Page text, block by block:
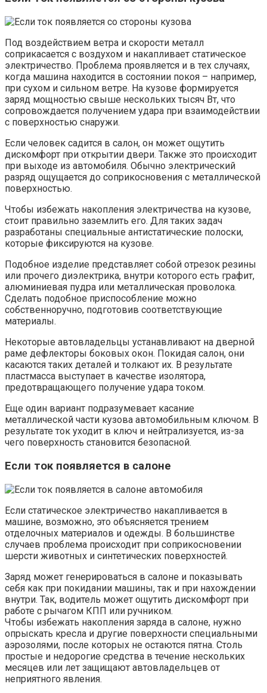
Под воздействием ветра и скорости металл
соприкасается с воздухом и накапливает статическое
электричество. Проблема проявляется и в тех случаях,
когда машина находится в состоянии покоя – например,
при сухом и сильном ветре. На кузове формируется
заряд мощностью свыше нескольких тысяч Вт, что
сопровождается получением удара при взаимодействии
с поверхностью снаружи.
Если человек садится в салон, он может ощутить
дискомфорт при открытии двери. Также это происходит
при выходе из автомобиля. Обычно электрический
разряд ощущается до соприкосновения с металлической
поверхностью.
Чтобы избежать накопления электричества на кузове,
стоит правильно заземлить его. Для таких задач
разработаны специальные антистатические полоски,
которые фиксируются на кузове.
Подобное изделие представляет собой отрезок резины
или прочего диэлектрика, внутри которого есть графит,
алюминиевая пудра или металлическая проволока.
Сделать подобное приспособление можно
собственноручно, подготовив соответствующие
материалы.
Некоторые автовладельцы устанавливают на дверной
раме дефлекторы боковых окон. Покидая салон, они
касаются таких деталей и толкают их. В результате
пластмасса выступает в качестве изолятора,
предотвращающего получение удара током.
Еще один вариант подразумевает касание
металлической части кузова автомобильным ключом. В
результате ток уходит в ключ и нейтрализуется, из-за
чего поверхность становится безопасной.
Если ток появляется в салоне
Если статическое электричество накапливается в
машине, возможно, это объясняется трением
отделочных материалов и одежды. В большинстве
случаев проблема происходит при соприкосновении
шерсти животных и синтетических поверхностей.
Заряд может генерироваться в салоне и показывать
себя как при покидании машины, так и при нахождении
внутри. Так, водитель может ощутить дискомфорт при
работе с рычагом КПП или ручником.
Чтобы избежать накопления заряда в салоне, нужно
опрыскать кресла и другие поверхности специальными
аэрозолями, после которых не остаются пятна. Столь
простые и недорогие средства в течение нескольких
месяцев или лет защищают автовладельцев от
неприятного явления.